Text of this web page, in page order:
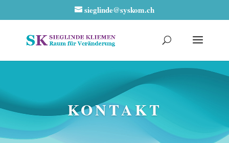
sieglinde@syskom.ch
KONTAKT